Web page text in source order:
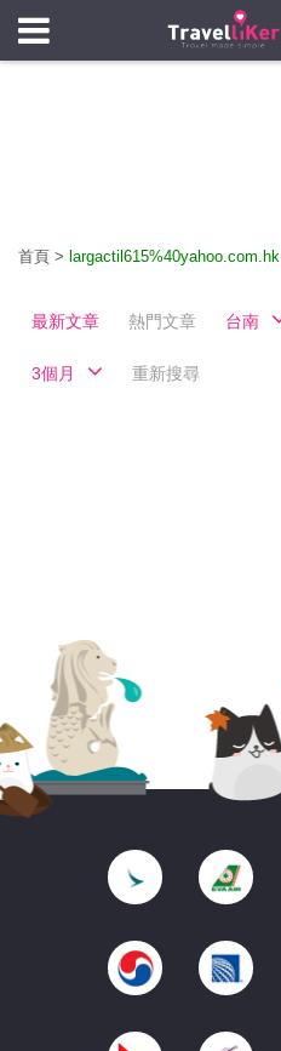
首頁 > largactil615%40yahoo.com.hk
最新文章 熱門文章 台南
3個月 重新搜尋